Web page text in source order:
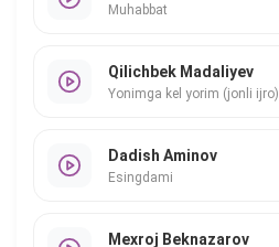
Muhabbat
Qilichbek Madaliyev
Yonimga kel yorim (jonli ijro)
Dadish Aminov
Esingdami
Mexroj Beknazarov